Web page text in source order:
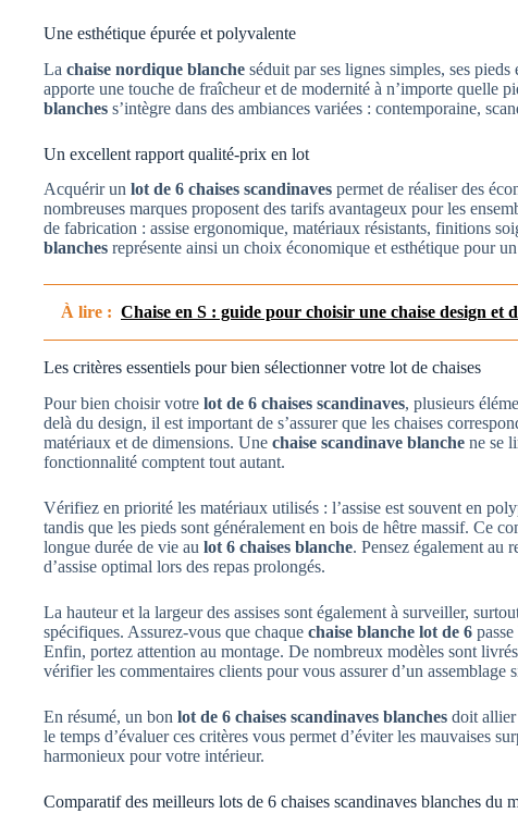
Une esthétique épurée et polyvalente
La chaise nordique blanche séduit par ses lignes simples, ses
apporte une touche de fraîcheur et de modernité à n’importe quelle
blanches s’intègre dans des ambiances variées : contemporaine,
Un excellent rapport qualité-prix en lot
Acquérir un lot de 6 chaises scandinaves permet de réaliser des
nombreuses marques proposent des tarifs avantageux pour les
de fabrication : assise ergonomique, matériaux résistants, finitions
blanches représente ainsi un choix économique et esthétique pour
À lire : Chaise en S : guide pour choisir une chaise design et
Les critères essentiels pour bien sélectionner votre lot de chaises
Pour bien choisir votre lot de 6 chaises scandinaves, plusieurs
delà du design, il est important de s’assurer que les chaises
matériaux et de dimensions. Une chaise scandinave blanche ne se
fonctionnalité comptent tout autant.
Vérifiez en priorité les matériaux utilisés : l’assise est souvent en
tandis que les pieds sont généralement en bois de hêtre massif. Ce
longue durée de vie au lot 6 chaises blanche. Pensez également au
d’assise optimal lors des repas prolongés.
La hauteur et la largeur des assises sont également à surveiller,
spécifiques. Assurez-vous que chaque chaise blanche lot de 6
Enfin, portez attention au montage. De nombreux modèles sont
vérifier les commentaires clients pour vous assurer d’un assemblage
En résumé, un bon lot de 6 chaises scandinaves blanches doit allier
le temps d’évaluer ces critères vous permet d’éviter les mauvaises
harmonieux pour votre intérieur.
Comparatif des meilleurs lots de 6 chaises scandinaves blanches du